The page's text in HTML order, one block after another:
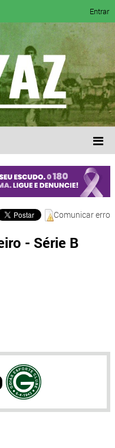
Entrar
Comunicar erro
- Série B